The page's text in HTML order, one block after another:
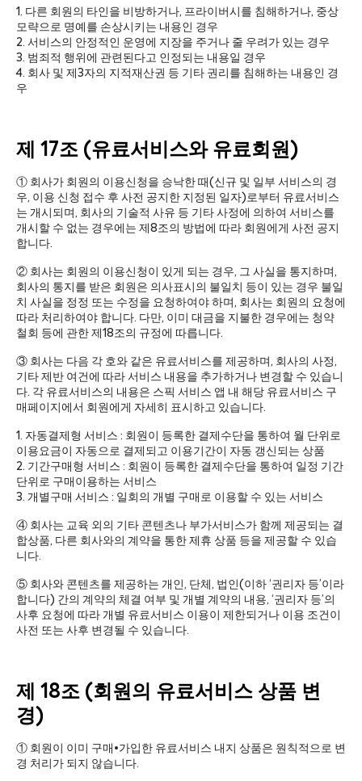
1. 다른 회원의 타인을 비방하거나, 프라이버시를 침해하거나, 중상
모략으로 명예를 손상시키는 내용인 경우
2. 서비스의 안정적인 운영에 지장을 주거나 줄 우려가 있는 경우
3. 범죄적 행위에 관련된다고 인정되는 내용일 경우
4. 회사 및 제3자의 지적재산권 등 기타 권리를 침해하는 내용인 경
우
제 17조 (유료서비스와 유료회원)
① 회사가 회원의 이용신청을 승낙한 때(신규 및 일부 서비스의 경
우, 이용 신청 접수 후 사전 공지한 지정된 일자)로부터 유료서비스
는 개시되며, 회사의 기술적 사유 등 기타 사정에 의하여 서비스를
개시할 수 없는 경우에는 제8조의 방법에 따라 회원에게 사전 공지
합니다.
② 회사는 회원의 이용신청이 있게 되는 경우, 그 사실을 통지하며,
회사의 통지를 받은 회원은 의사표시의 불일치 등이 있는 경우 불일
치 사실을 정정 또는 수정을 요청하여야 하며, 회사는 회원의 요청에
따라 처리하여야 합니다. 다만, 이미 대금을 지불한 경우에는 청약
철회 등에 관한 제18조의 규정에 따릅니다.
③ 회사는 다음 각 호와 같은 유료서비스를 제공하며, 회사의 사정,
기타 제반 여건에 따라 서비스 내용을 추가하거나 변경할 수 있습니
다. 각 유료서비스의 내용은 스픽 서비스 앱 내 해당 유료서비스 구
매페이지에서 회원에게 자세히 표시하고 있습니다.
1. 자동결제형 서비스 : 회원이 등록한 결제수단을 통하여 월 단위로
이용요금이 자동으로 결제되고 이용기간이 자동 갱신되는 상품
2. 기간구매형 서비스 : 회원이 등록한 결제수단을 통하여 일정 기간
단위로 구매이용하는 서비스
3. 개별구매 서비스 : 일회의 개별 구매로 이용할 수 있는 서비스
④ 회사는 교육 외의 기타 콘텐츠나 부가서비스가 함께 제공되는 결
합상품, 다른 회사와의 계약을 통한 제휴 상품 등을 제공할 수 있습
니다.
⑤ 회사와 콘텐츠를 제공하는 개인, 단체, 법인(이하 ‘권리자 등’이라
합니다) 간의 계약의 체결 여부 및 개별 계약의 내용, ‘권리자 등’의
사후 요청에 따라 개별 유료서비스 이용이 제한되거나 이용 조건이
사전 또는 사후 변경될 수 있습니다.
제 18조 (회원의 유료서비스 상품 변
경)
① 회원이 이미 구매•가입한 유료서비스 내지 상품은 원칙적으로 변
경 처리가 되지 않습니다.